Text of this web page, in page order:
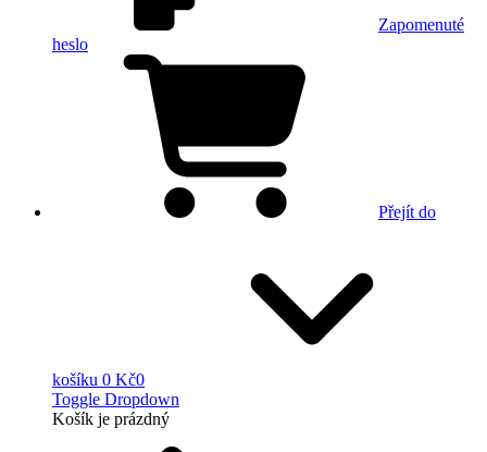
Zapomenuté
heslo
Přejít do
košíku 0 Kč0
Toggle Dropdown
Košík je prázdný